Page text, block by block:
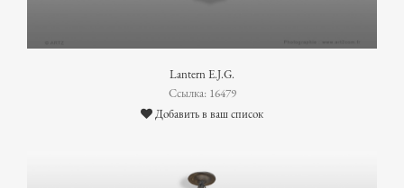
Lantern E.J.G.
Ссылка: 16479
Добавить в ваш список